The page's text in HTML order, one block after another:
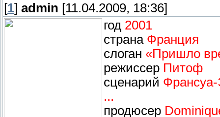
[1] admin [11.04.2009, 18:36]
год 2001
страна Франция
слоган «Пришло
режиссер Питоф
сценарий
...
продюсер